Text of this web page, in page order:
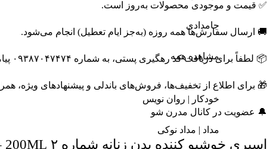
جامدادی
مشاهده همه
خودکار | روان نویس
مداد | مداد نوکی
✅ قیمت و موجودی محصولات به‌روز است.
🚚 ارسال سفارش‌ها همه روزه (به‌جز ایام تعطیل) انجام می‌شود.
📦 لطفاً برای دریافت کد رهگیری پستی، به شماره ۰۹۳۸۷۰۴۷۴۷۴ پیامک ارسال نمایید.
🎁 برای اطلاع از تخفیف‌ها، فروش‌های باندلی و پیشنهادهای ویژه،
🔔 عضویت در کانال مدرن شو
اسپری خوشبو کننده بدن زنانه شماره ۲ 200ML – بورلی هیلز پولو کلاب